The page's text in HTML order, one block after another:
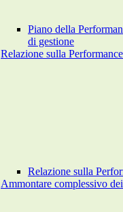
Piano della
di gestione
Relazione sulla Performance
Relazione sulla
Ammontare complessivo